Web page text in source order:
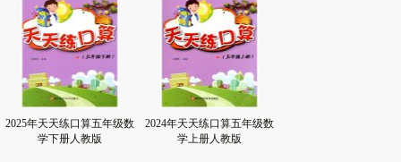
2025年天天练口算五年级数
学下册人教版
2024年天天练口算五年级数
学上册人教版